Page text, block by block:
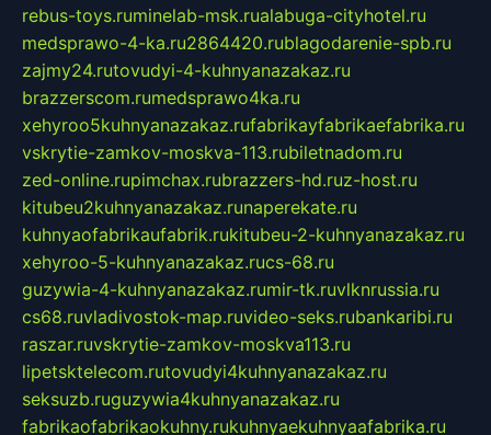
rebus-toys.ruminelab-msk.rualabuga-cityhotel.ru
medsprawo-4-ka.ru2864420.rublagodarenie-spb.ru
zajmy24.rutovudyi-4-kuhnyanazakaz.ru
brazzerscom.rumedsprawo4ka.ru
xehyroo5kuhnyanazakaz.rufabrikayfabrikaefabrika.ru
vskrytie-zamkov-moskva-113.rubiletnadom.ru
zed-online.rupimchax.rubrazzers-hd.ruz-host.ru
kitubeu2kuhnyanazakaz.runaperekate.ru
kuhnyaofabrikaufabrik.rukitubeu-2-kuhnyanazakaz.ru
xehyroo-5-kuhnyanazakaz.rucs-68.ru
guzywia-4-kuhnyanazakaz.rumir-tk.ruvlknrussia.ru
cs68.ruvladivostok-map.ruvideo-seks.rubankaribi.ru
raszar.ruvskrytie-zamkov-moskva113.ru
lipetsktelecom.rutovudyi4kuhnyanazakaz.ru
seksuzb.ruguzywia4kuhnyanazakaz.ru
fabrikaofabrikaokuhny.rukuhnyaekuhnyaafabrika.ru